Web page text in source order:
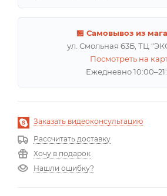
🏪 Самовывоз из
ул. Смольная 63Б, ТЦ
Посмотреть на
Ежедневно
Заказать видеоконсультацию
Рассчитать доставку
Хочу в подарок
Нашли ошибку?